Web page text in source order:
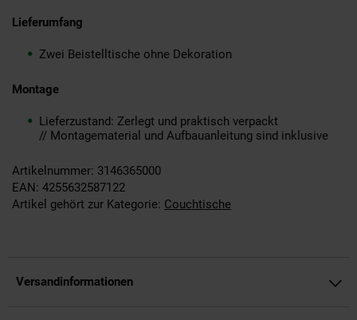
Lieferumfang
Zwei Beistelltische ohne Dekoration
Montage
Lieferzustand: Zerlegt und praktisch verpackt
// Montagematerial und Aufbauanleitung sind inklusive
Artikelnummer: 3146365000
EAN: 4255632587122
Artikel gehört zur Kategorie: Couchtische
Versandinformationen